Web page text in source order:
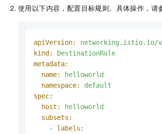
使用以下内容，配置目标规则。具体操作，请
apiVersion:
networking.istio.io/
kind:
DestinationRule
metadata:
name:
helloworld
namespace:
default
spec:
host:
helloworld
subsets:
-
labels: